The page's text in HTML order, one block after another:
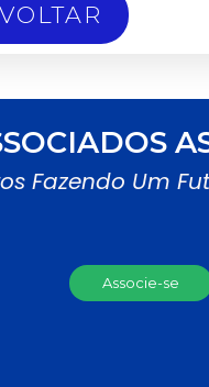
VOLTAR
Fazendo Um
Associe-se